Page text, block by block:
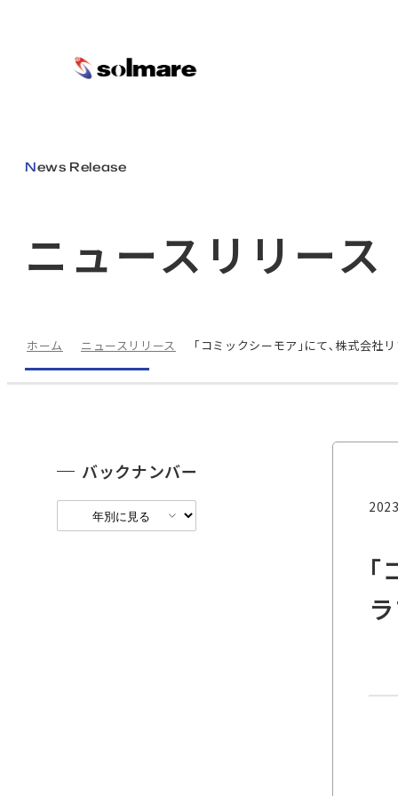
ニュースリリース
News Release
ホーム ニュースリリース ｢コミックシーモア｣にて､株式会社
｢
バックナンバー